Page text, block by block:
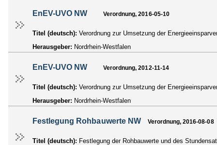
EnEV-UVO NW Verordnung, 2016-05-10
Titel (deutsch): Verordnung zur Umsetzung der
Herausgeber: Nordrhein-Westfalen
EnEV-UVO NW Verordnung, 2012-11-14
Titel (deutsch): Verordnung zur Umsetzung der
Herausgeber: Nordrhein-Westfalen
Festlegung Rohbauwerte NW Verordnung, 2016-08-08
Titel (deutsch): Festlegung der Rohbauwerte und des